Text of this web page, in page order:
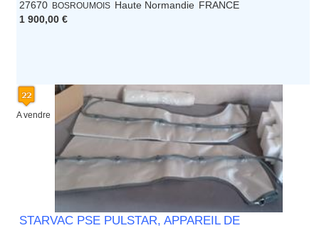
27670 BOSROUMOIS Haute Normandie FRANCE
1 900,00 €
A vendre
STARVAC PSE PULSTAR, APPAREIL DE